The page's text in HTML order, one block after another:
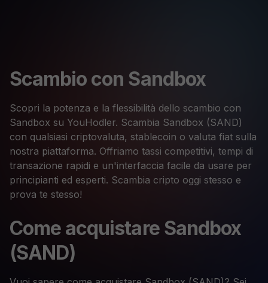
Scambio con Sandbox
Scopri la potenza e la flessibilità dello scambio con
Sandbox su YouHodler. Scambia Sandbox (SAND)
con qualsiasi criptovaluta, stablecoin o valuta fiat sulla
nostra piattaforma. Offriamo tassi competitivi, tempi di
transazione rapidi e un'interfaccia facile da usare per
principianti ed esperti. Scambia cripto oggi stesso e
prova te stesso!
Come acquistare Sandbox
(SAND)